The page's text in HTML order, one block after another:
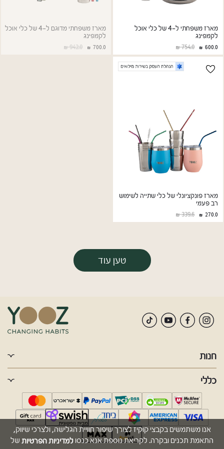
אנו משתמשים בקבצי קוקיז לצורך שיפור חוויית הגלישה, ולצרכי שיווק,
התאמת תכנים ובקרה. לקריאת נוספת אנא כנסו למדיניות הפרטיות של
מארז משפחתי ל-4 של כלי אוכל
לקמפינג
600.0
754.0
מארז משפחתי מדוגם ל-4 של כלי אוכל
לקמפינג
700.0
942.0
מארז פונקציונלי של כלי שתייה לשימוש
רב פעמי
270.0
339.6
טען עוד
חנות
כללי